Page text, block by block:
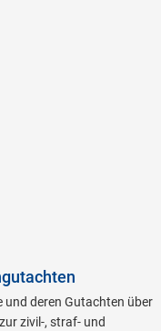
und deren Gutachten über
zivil-, straf- und